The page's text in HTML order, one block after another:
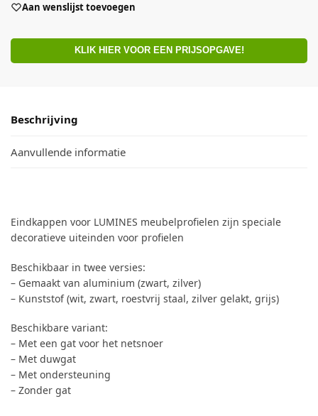
Aan wenslijst toevoegen
KLIK HIER VOOR EEN PRIJSOPGAVE!
Beschrijving
Aanvullende informatie
Eindkappen voor LUMINES meubelprofielen zijn speciale
decoratieve uiteinden voor profielen
Beschikbaar in twee versies:
– Gemaakt van aluminium (zwart, zilver)
– Kunststof (wit, zwart, roestvrij staal, zilver gelakt, grijs)
Beschikbare variant:
– Met een gat voor het netsnoer
– Met duwgat
– Met ondersteuning
– Zonder gat